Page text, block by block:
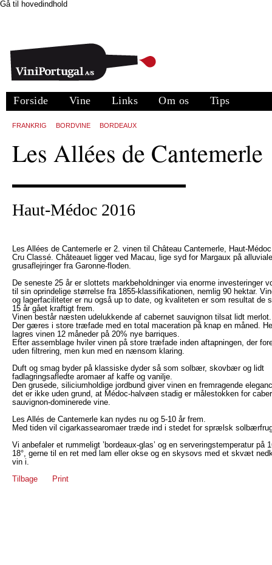
Gå til hovedindhold
Forside Vine Links Om os Tips
FRANKRIG BORDVINE BORDEAUX
Les Allées de Cantemerle
Haut-Médoc 2016
Les Allées de Cantemerle er 2. vinen til Château Cantemerle, Haut-
Cru Classé. Châteauet ligger ved Macau, lige syd for Margaux på alluviale
grusaflejringer fra Garonne-floden.
De seneste 25 år er slottets markbeholdninger via enorme investeringer
til sin oprindelige størrelse fra 1855-klassifikationen, nemlig 90 hektar.
og lagerfaciliteter er nu også up to date, og kvaliteten er som resultat de
15 år gået kraftigt frem.
Vinen består næsten udelukkende af cabernet sauvignon tilsat lidt merlot.
Der gæres i store træfade med en total maceration på knap en måned.
lagres vinen 12 måneder på 20% nye barriques.
Efter assemblage hviler vinen på store træfade inden aftapningen, der
uden filtrering, men kun med en nænsom klaring.
Duft og smag byder på klassiske dyder så som solbær, skovbær og lidt
fadlagringsafledte aromaer af kaffe og vanilje.
Den grusede, siliciumholdige jordbund giver vinen en fremragende
det er ikke uden grund, at Médoc-halvøen stadig er målestokken for
sauvignon-dominerede vine.
Les Allés de Cantemerle kan nydes nu og 5-10 år frem.
Med tiden vil cigarkassearomaer træde ind i stedet for sprælsk
Vi anbefaler et rummeligt ’bordeaux-glas’ og en serveringstemperatur på
18°, gerne til en ret med lam eller okse og en skysovs med et skvæt
vin i.
Tilbage
Print